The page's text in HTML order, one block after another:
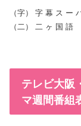
（字） 字 幕 ス ー
（二） 二 ヶ 国 語
テレビ大阪
マ週間番組